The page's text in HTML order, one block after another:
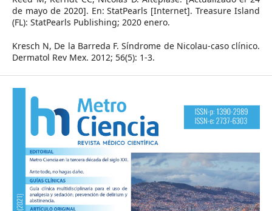
de mayo de 2020]. En: StatPearls [Internet]. Treasure Island
(FL): StatPearls Publishing; 2020 enero.
Kresch N, De la Barreda F. Síndrome de Nicolau-caso clínico.
Dermatol Rev Mex. 2012; 56(5): 1-3.